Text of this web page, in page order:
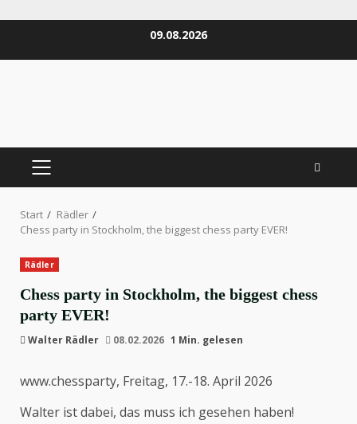
09.08.2026
PRIMÄRES
Start
Rädler
Chess party in Stockholm, the biggest chess party EVER!
Rädler
Chess party in Stockholm, the biggest chess
party EVER!
Walter Rädler 08.02.2026 1 Min. gelesen
www.chessparty, Freitag, 17.-18. April 2026
Walter ist dabei, das muss ich gesehen haben!